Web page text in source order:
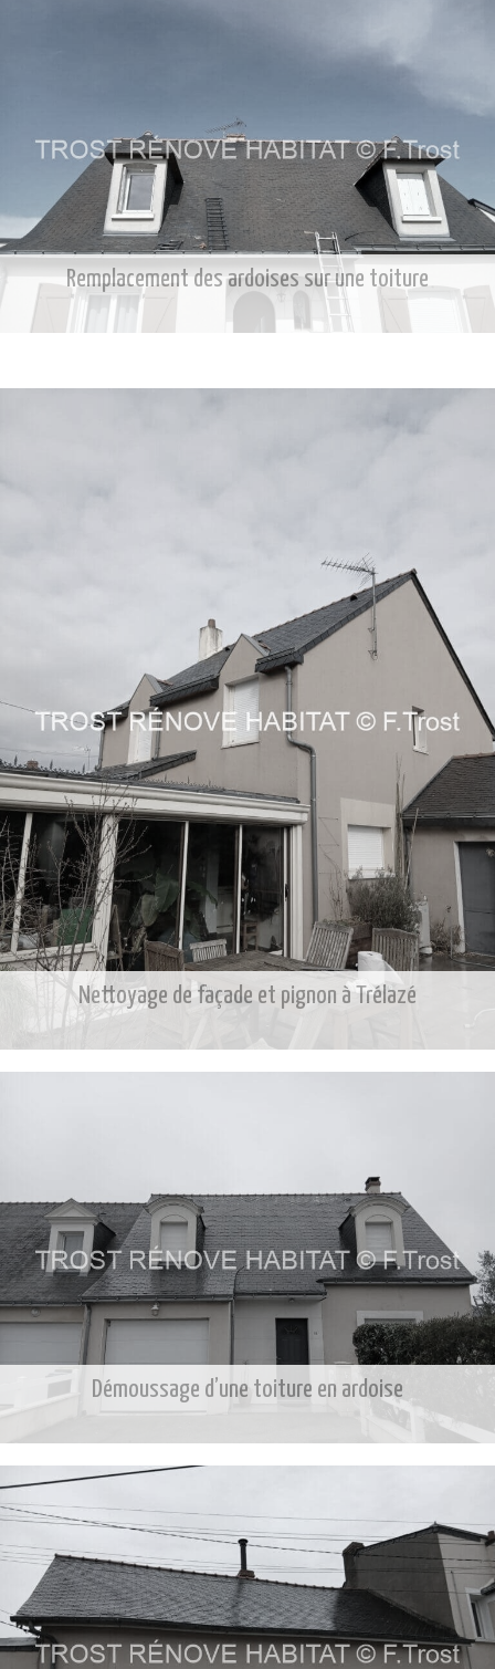
Remplacement des ardoises sur une toiture
Nettoyage de façade et pignon à Trélazé
Démoussage d’une toiture en ardoise